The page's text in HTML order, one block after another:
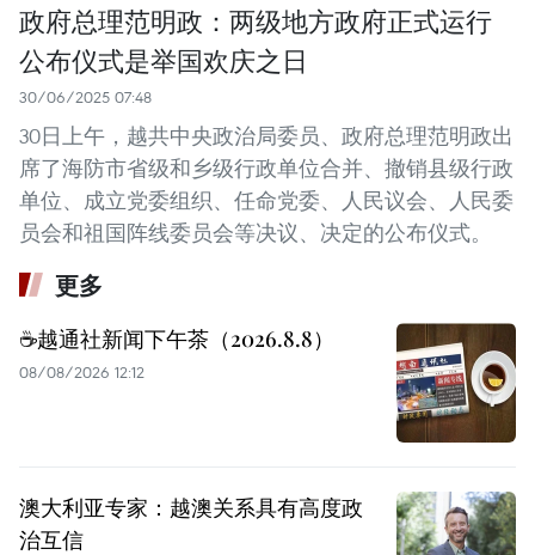
政府总理范明政：两级地方政府正式运行
公布仪式是举国欢庆之日
30/06/2025 07:48
30日上午，越共中央政治局委员、政府总理范明政出
席了海防市省级和乡级行政单位合并、撤销县级行政
单位、成立党委组织、任命党委、人民议会、人民委
员会和祖国阵线委员会等决议、决定的公布仪式。
更多
☕️越通社新闻下午茶（2026.8.8）
08/08/2026 12:12
澳大利亚专家：越澳关系具有高度政
治互信